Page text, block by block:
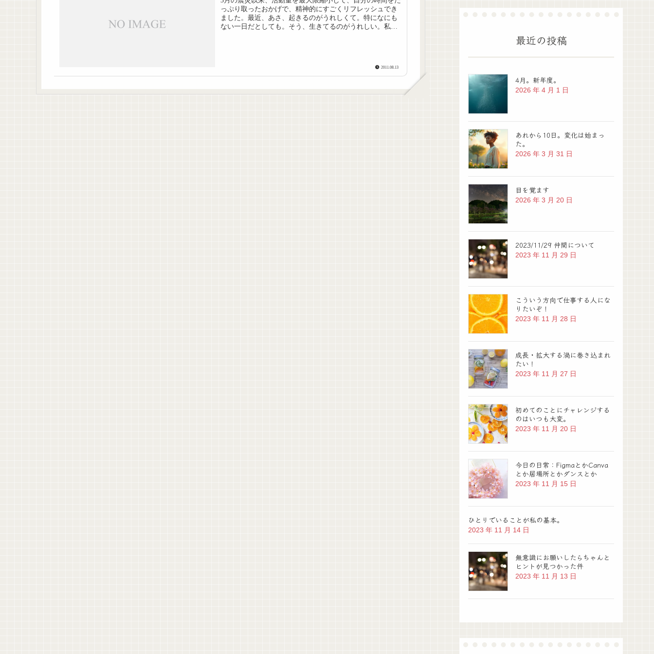
っぷり取ったおかげで、精神的にすごくリフレッシュでき
ました。最近、あさ、起きるのがうれしくて。特になにも
ない一日だとしても。そう、生きてるのがうれしい。私は
2011.08.13
最近の投稿
4月。新年度。
2026 年 4 月 1 日
あれから10日。変化は始まっ
た。
2026 年 3 月 31 日
目を覚ます
2026 年 3 月 20 日
2023/11/29 仲間について
2023 年 11 月 29 日
こういう方向で仕事する人にな
りたいぞ！
2023 年 11 月 28 日
成長・拡大する渦に巻き込まれ
たい！
2023 年 11 月 27 日
初めてのことにチャレンジする
のはいつも大変。
2023 年 11 月 20 日
今日の日常：FigmaとかCanva
とか居場所とかダンスとか
2023 年 11 月 15 日
ひとりでいることが私の基本。
2023 年 11 月 14 日
無意識にお願いしたらちゃんと
ヒントが見つかった件
2023 年 11 月 13 日